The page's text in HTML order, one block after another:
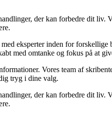
der kan forbedre dit liv.
eksperter inden for
med omtanke og fokus på at
Vores team af
tryg i dine valg.
der kan forbedre dit liv.